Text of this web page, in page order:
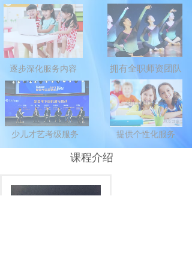
少儿才艺考级服务 提供个性化服务
拥有全职师资团队
逐步深化服务内容
课程介绍